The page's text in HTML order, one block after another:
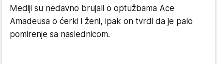
Mediji su nedavno brujali o optužbama Ace
Amadeusa o ćerki i ženi, ipak on tvrdi da je palo
pomirenje sa naslednicom.